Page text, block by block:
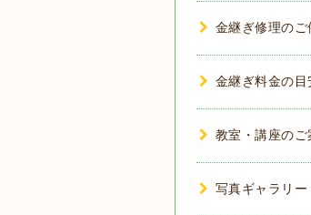
金継ぎ修理のご
金継ぎ料金の目
教室・講座のご
写真ギャラリー